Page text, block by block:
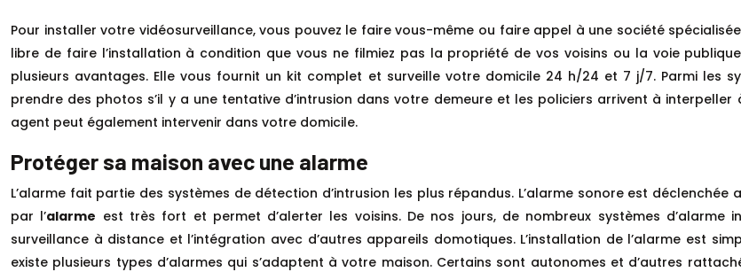
Pour installer votre vidéosurveillance, vous pouvez le faire vous-même ou faire appel à une société
libre de faire l’installation à condition que vous ne filmiez pas la propriété de vos voisins ou la voie
plusieurs avantages. Elle vous fournit un kit complet et surveille votre domicile 24 h/24 et 7 j/7. Parmi les
prendre des photos s’il y a une tentative d’intrusion dans votre demeure et les policiers arrivent à
agent peut également intervenir dans votre domicile.
Protéger sa maison avec une alarme
L’alarme fait partie des systèmes de détection d’intrusion les plus répandus. L’alarme sonore est
par l’alarme est très fort et permet d’alerter les voisins. De nos jours, de nombreux systèmes
surveillance à distance et l’intégration avec d’autres appareils domotiques. L’installation de l’alarme est
existe plusieurs types d’alarmes qui s’adaptent à votre maison. Certains sont autonomes et d’autres